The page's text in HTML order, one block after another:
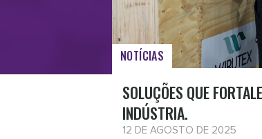
NOTÍCIAS
SOLUÇÕES QUE
INDÚSTRIA.
12 DE AGOSTO DE 2025